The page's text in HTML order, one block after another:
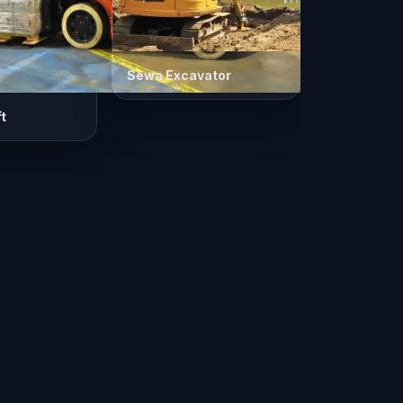
Sewa Excavator